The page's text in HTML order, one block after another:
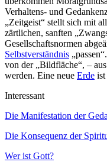
Verhaltens- und
„Zeitgeist“ stellt sich mit
zärtlichen, sanften
Gesellschaftsnormen
Selbstverständnis „passen“.
von der „Bildfläche“, –
werden. Eine neue Erde
Interessant
Die Manifestation der
Die Konsequenz der
Wer ist Gott?